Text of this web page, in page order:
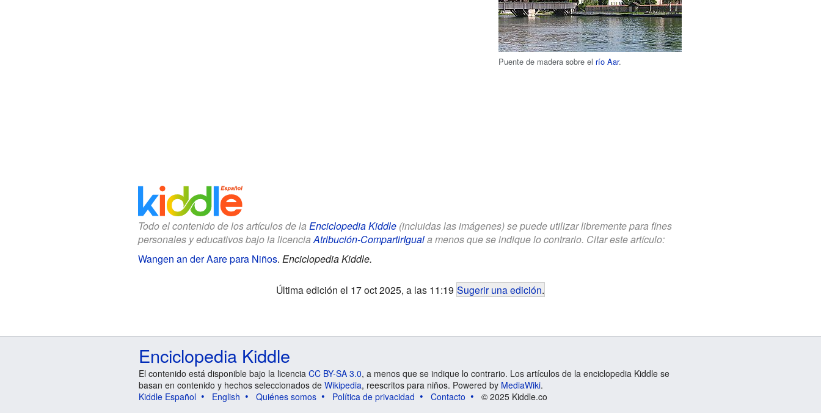
Puente de madera sobre elrío Aar.
Todo el contenido de los artículos de la Enciclopedia Kiddle(incluidas las imágenes) se puede utilizar libremente para fines
personales y educativos bajo la licenciaAtribución-CompartirIguala menos que se indique lo contrario. Citar este artículo:
Wangen an der Aare para Niños. Enciclopedia Kiddle.
Última edición el 17 oct 2025, a las 11:19 Sugerir una edición.
Enciclopedia Kiddle
El contenido está disponible bajo la licencia CC BY-SA 3.0, a menos que se indique lo contrario. Los artículos de la enciclopedia Kiddle se
basan en contenido y hechos seleccionados de Wikipedia, reescritos para niños. Powered by MediaWiki.
Kiddle Español
English Quiénes somos Política de privacidad Contacto © 2025 Kiddle.co